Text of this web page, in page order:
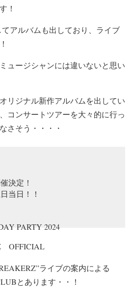
！
アルバムも出しており、ライブ
ュージシャンには違いないと思い
リジナル新作アルバムを出してい
コンサートツアーを大々的に行っ
さそう・・・・
決定！
当日！！
PARTY 2024
OFFICIAL
ライブの案内による
とあります・・！